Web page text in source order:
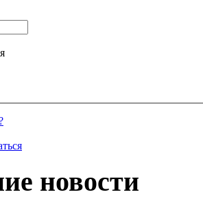
новости